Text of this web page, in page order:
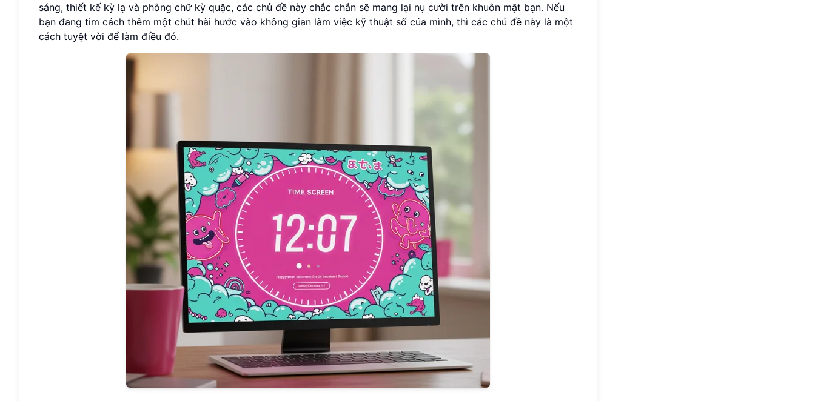
sáng, thiết kế kỳ lạ và phông chữ kỳ quặc, các chủ đề này chắc chắn sẽ mang lại nụ cười trên khuôn mặt bạn. Nếu
bạn đang tìm cách thêm một chút hài hước vào không gian làm việc kỹ thuật số của mình, thì các chủ đề này là một
cách tuyệt vời để làm điều đó.